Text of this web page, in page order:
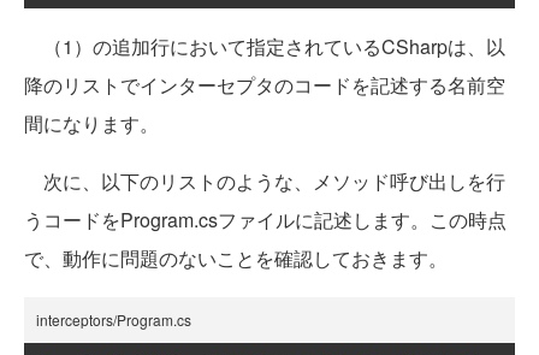
（1）の追加行において指定されているCSharpは、以
降のリストでインターセプタのコードを記述する名前空
間になります。
次に、以下のリストのような、メソッド呼び出しを行
うコードをProgram.csファイルに記述します。この時点
で、動作に問題のないことを確認しておきます。
interceptors/Program.cs